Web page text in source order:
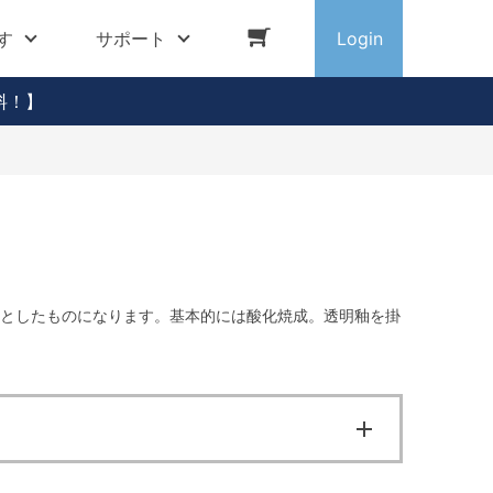
サポート Login
】
したものになります。基本的には酸化焼成。透明釉を掛